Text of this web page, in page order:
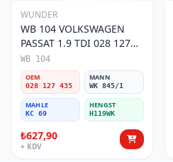
WUNDER
WB 104 VOLKSWAGEN
PASSAT 1.9 TDI 028 127
435 Yakıt/Mazot Filtresi
WB 104
OEM
028 127 435
MANN
WK 845/1
MAHLE
KC 69
HENGST
H119WK
₺627,90
+ KDV